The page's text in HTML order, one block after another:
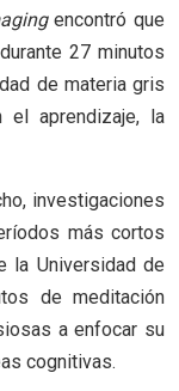
encontró que
27 minutos
de materia gris
el aprendizaje, la
investigaciones
más cortos
la Universidad de
de meditación
a enfocar su
cognitivas.